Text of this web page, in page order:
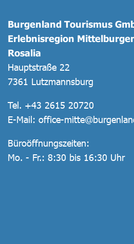
Burgenland Tourismus
Erlebnisregion
Rosalia
Hauptstraße 22
7361 Lutzmannsburg
Tel. +43 2615 20720
E-Mail: office-
Büroöffnungszeiten:
Mo. - Fr.: 8:30 bis 16:30 Uhr